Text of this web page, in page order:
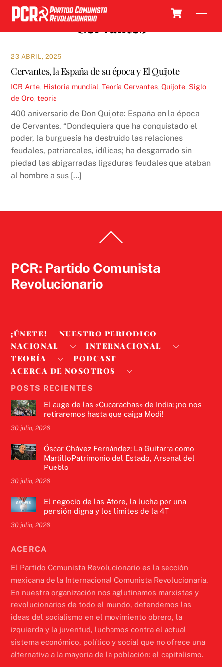
Skip
content
Cervantes
23 ABRIL, 2025
Cervantes, la España de su época y El Quijote
ICR Arte Historia mundial ,Teoría Cervantes ,Quijote Siglo
de Oro ,teoria
400 aniversario de Don Quijote: España en la época
de Cervantes. “Dondequiera que ha conquistado el
poder, la burguesía ha destruido las relaciones
feudales, patriarcales, idílicas; ha desgarrado sin
piedad las abigarradas ligaduras feudales que ataban
al hombre a sus […]
To
PCR: Partido Comunista
Revolucionario
¡ÚNETE!
NUESTRO PERIODICO
NACIONAL
INTERNACIONAL
TEORÍA
PODCAST
ACERCA DE NOSOTROS
POSTS RECIENTES
El auge de las «Cucarachas» de India: ¡no nos
retiraremos hasta que caiga Modi!
30 julio, 2026
Óscar Chávez Fernández: La Guitarra como
MartilloPatrimonio del Estado, Arsenal del
Pueblo
30 julio, 2026
El negocio de las Afore, la lucha por una
pensión digna y los límites de la 4T
30 julio, 2026
ACERCA
El Partido Comunista Revolucionario es la sección
mexicana de la Internacional Comunista Revolucionaria.
En nuestra organización nos aglutinamos marxistas y
revolucionarios de todo el mundo, defendemos las
ideas del socialismo en el movimiento obrero, la
izquierda y la juventud, luchamos contra el actual
sistema económico, político y social que no ofrece una
alternativa a la mayoría de la población: el capitalismo.